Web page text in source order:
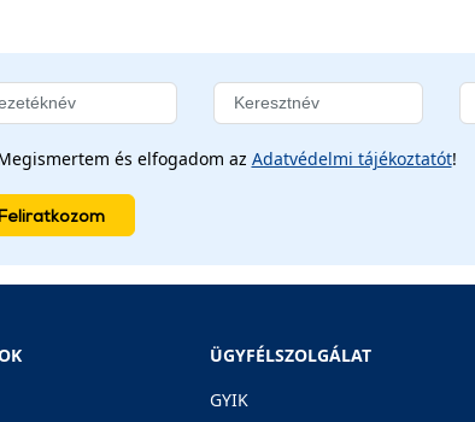
és elfogadom az Adatvédelmi tájékoztatót!
ÜGYFÉLSZOLGÁLAT
GYIK